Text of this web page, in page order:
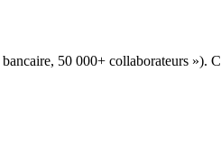
50 000+ collaborateurs »).